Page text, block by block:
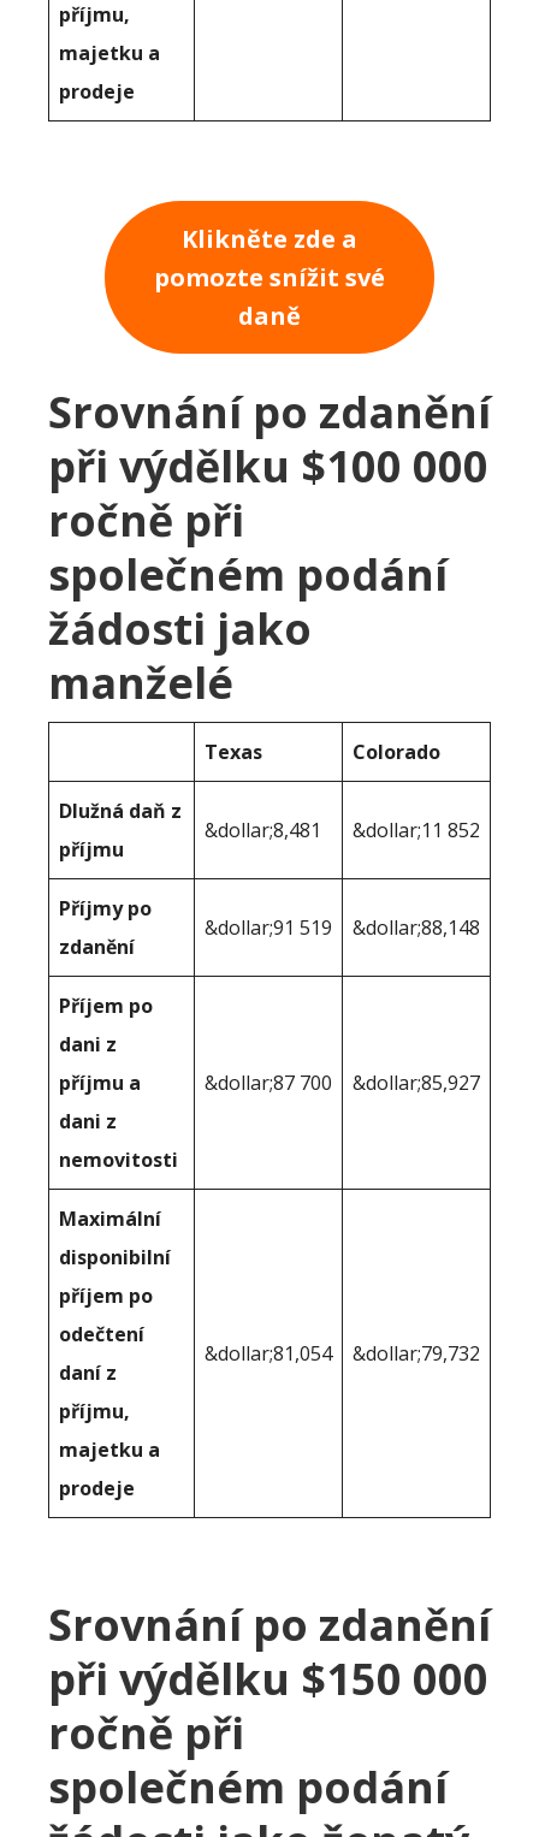
příjmu,
majetku a
prodeje
Klikněte zde a
pomozte snížit své
daně
Srovnání po zdanění
při výdělku $100 000
ročně při
společném podání
žádosti jako
manželé
Texas Colorado
Dlužná daň z
příjmu
&dollar;8,481 &dollar;11 852
Příjmy po
zdanění
&dollar;91 519 &dollar;88,148
Příjem po
dani z
příjmu a
dani z
nemovitosti
&dollar;87 700 &dollar;85,927
Maximální
disponibilní
příjem po
odečtení
daní z
příjmu,
majetku a
prodeje
&dollar;81,054 &dollar;79,732
Srovnání po zdanění
při výdělku $150 000
ročně při
společném podání